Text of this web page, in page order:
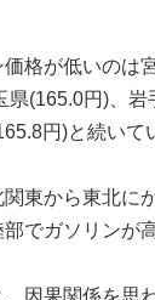
格が低いのは
県(165.0円)、岩
円)と続いて
東から東北に
でガソリンが高
因果関係を思